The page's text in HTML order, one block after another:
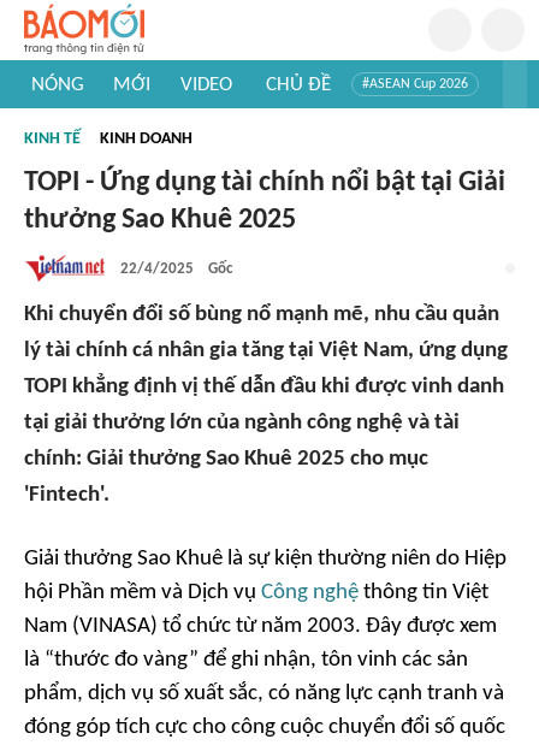
NÓNG MỚI VIDEO CHỦ ĐỀ #ASEAN Cup 2026
#Khám phá thế giới
KINH TẾ KINH DOANH
TOPI - Ứng dụng tài chính nổi bật tại Giải
thưởng Sao Khuê 2025
22/4/2025 Gốc
Khi chuyển đổi số bùng nổ mạnh mẽ, nhu cầu quản
lý tài chính cá nhân gia tăng tại Việt Nam, ứng dụng
TOPI khẳng định vị thế dẫn đầu khi được vinh danh
tại giải thưởng lớn của ngành công nghệ và tài
chính: Giải thưởng Sao Khuê 2025 cho mục
'Fintech'.
Giải thưởng Sao Khuê là sự kiện thường niên do Hiệp
hội Phần mềm và Dịch vụ Công nghệ thông tin Việt
Nam (VINASA) tổ chức từ năm 2003. Đây được xem
là “thước đo vàng” để ghi nhận, tôn vinh các sản
phẩm, dịch vụ số xuất sắc, có năng lực cạnh tranh và
đóng góp tích cực cho công cuộc chuyển đổi số quốc